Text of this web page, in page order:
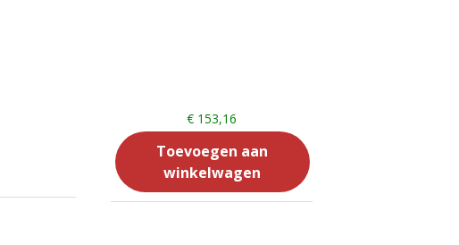
€153,16
Toevoegen aan
winkelwagen